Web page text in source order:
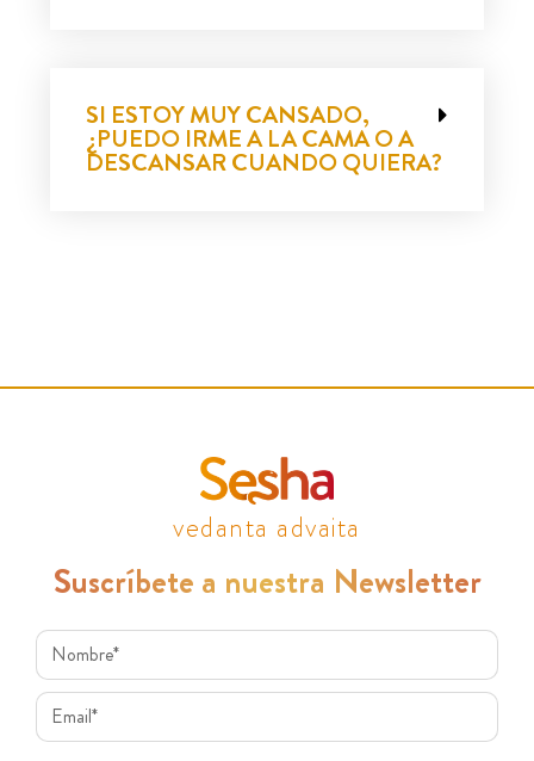
SI ESTOY MUY CANSADO,
¿PUEDO IRME A LA CAMA O A
DESCANSAR CUANDO QUIERA?
vedanta advaita
Suscríbete a nuestra Newsletter